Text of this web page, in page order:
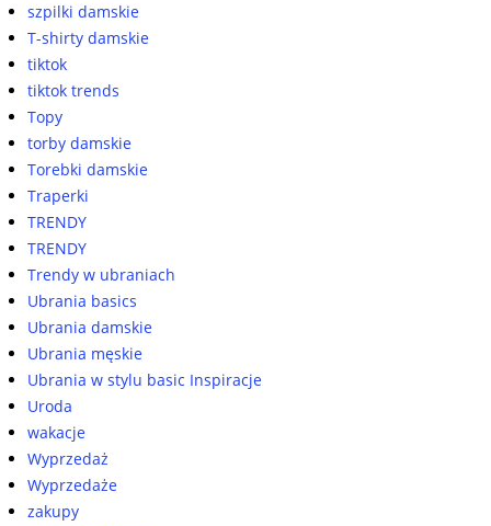
szpilki damskie
T-shirty damskie
tiktok
tiktok trends
Topy
torby damskie
Torebki damskie
Traperki
TRENDY
TRENDY
Trendy w ubraniach
Ubrania basics
Ubrania damskie
Ubrania męskie
Ubrania w stylu basic Inspiracje
Uroda
wakacje
Wyprzedaż
Wyprzedaże
zakupy